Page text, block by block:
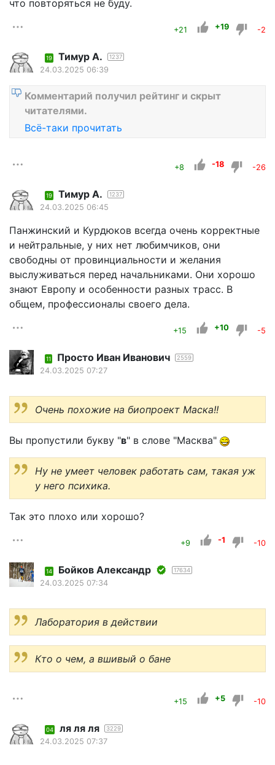
что повторяться не буду.
+21 +19 -2
19 Тимур А. 1237
24.03.2025 06:39
Комментарий получил рейтинг и скрыт
читателями.
Всё-таки прочитать
+8 -18 -26
19 Тимур А. 1237
24.03.2025 06:45
Панжинский и Курдюков всегда очень корректные
и нейтральные, у них нет любимчиков, они
свободны от провинциальности и желания
выслуживаться перед начальниками. Они хорошо
знают Европу и особенности разных трасс. В
общем, профессионалы своего дела.
+15 +10 -5
11 Просто Иван Иванович 2559
24.03.2025 07:27
Очень похожие на биопроект Маска!!
Вы пропустили букву "в" в слове "Масква"
Ну не умеет человек работать сам, такая уж
у него психика.
Так это плохо или хорошо?
+9 -1 -10
14 Бойков Александр 17634
24.03.2025 07:34
Лаборатория в действии
Кто о чем, а вшивый о бане
+15 +5 -10
04 ля ля ля 3229
24.03.2025 07:37